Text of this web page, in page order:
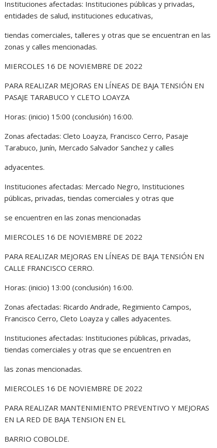
Instituciones afectadas: Instituciones públicas y privadas,
entidades de salud, instituciones educativas,
tiendas comerciales, talleres y otras que se encuentran en las
zonas y calles mencionadas.
MIERCOLES 16 DE NOVIEMBRE DE 2022
PARA REALIZAR MEJORAS EN LÍNEAS DE BAJA TENSIÓN EN
PASAJE TARABUCO Y CLETO LOAYZA
Horas: (inicio) 15:00 (conclusión) 16:00.
Zonas afectadas: Cleto Loayza, Francisco Cerro, Pasaje
Tarabuco, Junín, Mercado Salvador Sanchez y calles
adyacentes.
Instituciones afectadas: Mercado Negro, Instituciones
públicas, privadas, tiendas comerciales y otras que
se encuentren en las zonas mencionadas
MIERCOLES 16 DE NOVIEMBRE DE 2022
PARA REALIZAR MEJORAS EN LÍNEAS DE BAJA TENSIÓN EN
CALLE FRANCISCO CERRO.
Horas: (inicio) 13:00 (conclusión) 16:00.
Zonas afectadas: Ricardo Andrade, Regimiento Campos,
Francisco Cerro, Cleto Loayza y calles adyacentes.
Instituciones afectadas: Instituciones públicas, privadas,
tiendas comerciales y otras que se encuentren en
las zonas mencionadas.
MIERCOLES 16 DE NOVIEMBRE DE 2022
PARA REALIZAR MANTENIMIENTO PREVENTIVO Y MEJORAS
EN LA RED DE BAJA TENSION EN EL
BARRIO COBOLDE.